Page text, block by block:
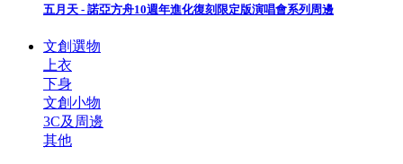
五月天 - 諾亞方舟10週年進化復刻限定版演唱會系列周邊
文創選物
上衣
下身
文創小物
3C及周邊
其他